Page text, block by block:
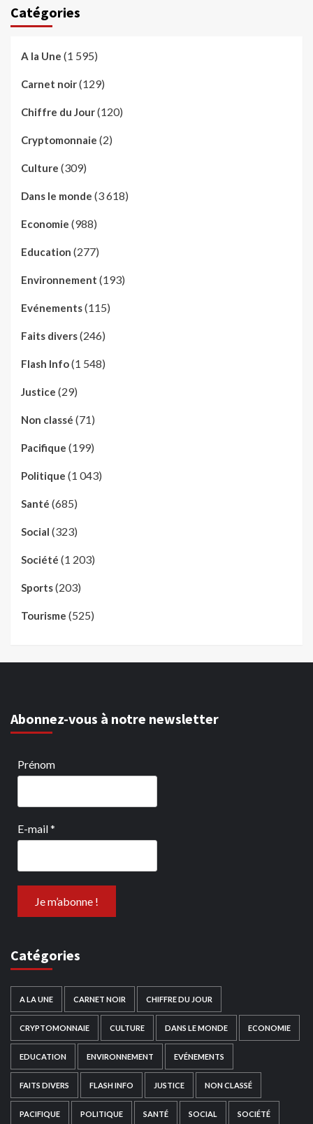
Catégories
A la Une (1 595)
Carnet noir(129)
Chiffre du Jour(120)
Cryptomonnaie (2)
Culture (309)
Dans le monde (3 618)
Economie (988)
Education (277)
Environnement (193)
Evénements(115)
Faits divers(246)
Flash Info(1 548)
Justice (29)
Non classé (71)
Pacifique (199)
Politique (1 043)
Santé (685)
Social (323)
Société (1 203)
Sports(203)
Tourisme (525)
Abonnez-vous à notre newsletter
Prénom
E-mail*
Catégories
A LA UNE CARNET NOIR CHIFFRE DU JOUR
CRYPTOMONNAIE CULTURE DANS LE MONDE ECONOMIE
EDUCATION ENVIRONNEMENT EVÉNEMENTS
FAITS DIVERS FLASH INFO JUSTICE NON CLASSÉ
PACIFIQUE POLITIQUE SANTÉ SOCIAL SOCIÉTÉ